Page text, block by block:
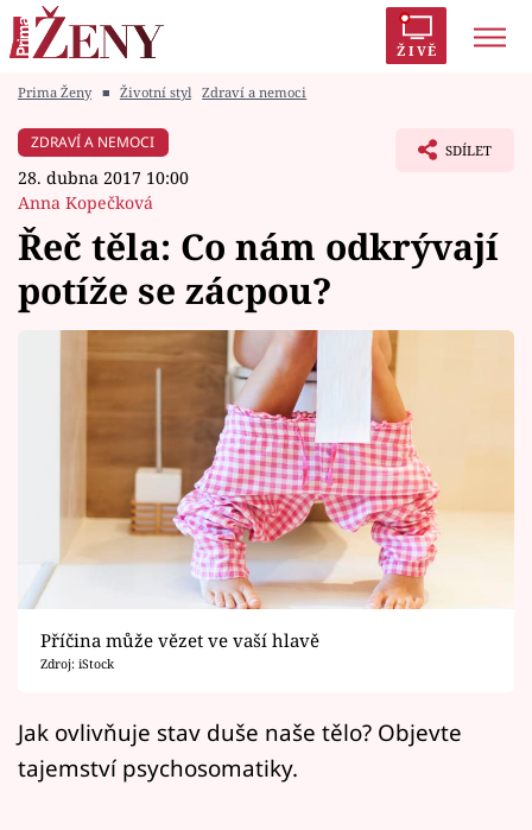
ŽIVĚ
Módní alarm
Zrádci
Témata
Celebrity
Horoskopy
Sledujte prima+
Filmový festival Karlovy Vary
Mámy sobě
Prima Ženy ■ Životní styl Zdraví a nemoci
ZDRAVÍ A NEMOCI
28. dubna 2017 10:00
Anna Kopečková
SDÍLET
Řeč těla: Co nám odkrývají
potíže se zácpou?
Příčina může vězet ve vaší hlavě
Zdroj: iStock
Jak ovlivňuje stav duše naše tělo? Objevte
tajemství psychosomatiky.